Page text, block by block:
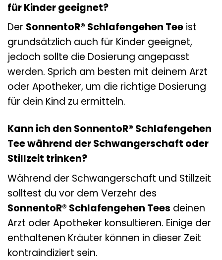
für Kinder geeignet?
Der SonnentoR® Schlafengehen Tee ist
grundsätzlich auch für Kinder geeignet,
jedoch sollte die Dosierung angepasst
werden. Sprich am besten mit deinem Arzt
oder Apotheker, um die richtige Dosierung
für dein Kind zu ermitteln.
Kann ich den SonnentoR® Schlafengehen
Tee während der Schwangerschaft oder
Stillzeit trinken?
Während der Schwangerschaft und Stillzeit
solltest du vor dem Verzehr des
SonnentoR® Schlafengehen Tees deinen
Arzt oder Apotheker konsultieren. Einige der
enthaltenen Kräuter können in dieser Zeit
kontraindiziert sein.